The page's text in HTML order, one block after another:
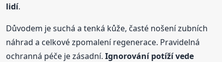
lidí.
Důvodem je suchá a tenká kůže, časté nošení zubních
náhrad a celkové zpomalení regenerace. Pravidelná
ochranná péče je zásadní.Ignorování potíží vede